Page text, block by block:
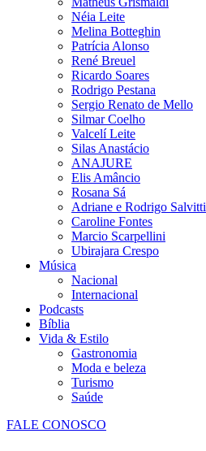
Néia Leite
Melina Botteghin
Patrícia Alonso
René Breuel
Ricardo Soares
Rodrigo Pestana
Sergio Renato de Mello
Silmar Coelho
Valcelí Leite
Silas Anastácio
ANAJURE
Elis Amâncio
Rosana Sá
Adriane e Rodrigo Salvitti
Caroline Fontes
Marcio Scarpellini
Ubirajara Crespo
Música
Nacional
Internacional
Podcasts
Bíblia
Vida & Estilo
Gastronomia
Moda e beleza
Turismo
Saúde
FALE CONOSCO